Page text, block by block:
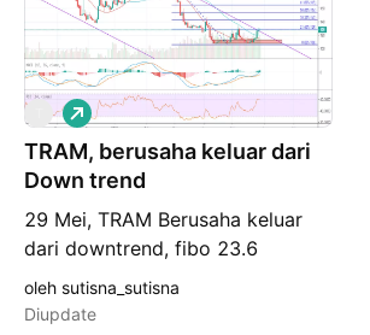
TRAM, berusaha keluar dari
Down trend
29 Mei, TRAM Berusaha keluar
dari downtrend, fibo 23.6
sebagai resisten, dengan MACD
Golden cross walaupun masih di
P
e
m
e
i
a
oleh sutisna_sutisna
Diupdate